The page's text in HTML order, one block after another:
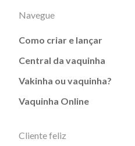
Navegue
Como criar e lançar
Central da vaquinha
Vakinha ou vaquinha?
Vaquinha Online
Cliente feliz